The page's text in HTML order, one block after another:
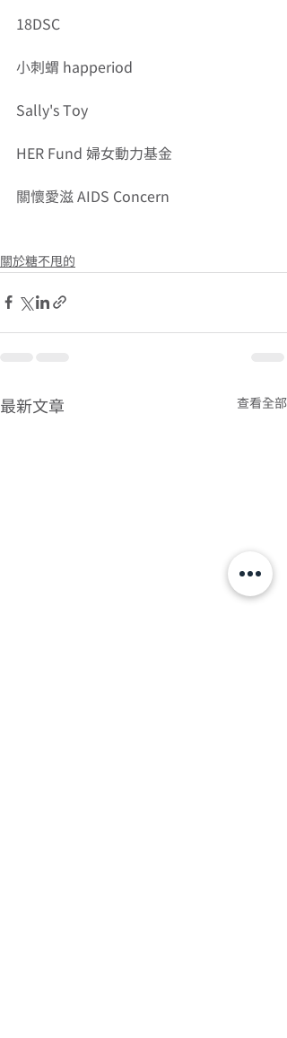
18DSC
小刺蝟 happeriod
Sally's Toy
HER Fund 婦女動力基金
關懷愛滋 AIDS Concern
關於糖不甩的
最新文章 查看全部